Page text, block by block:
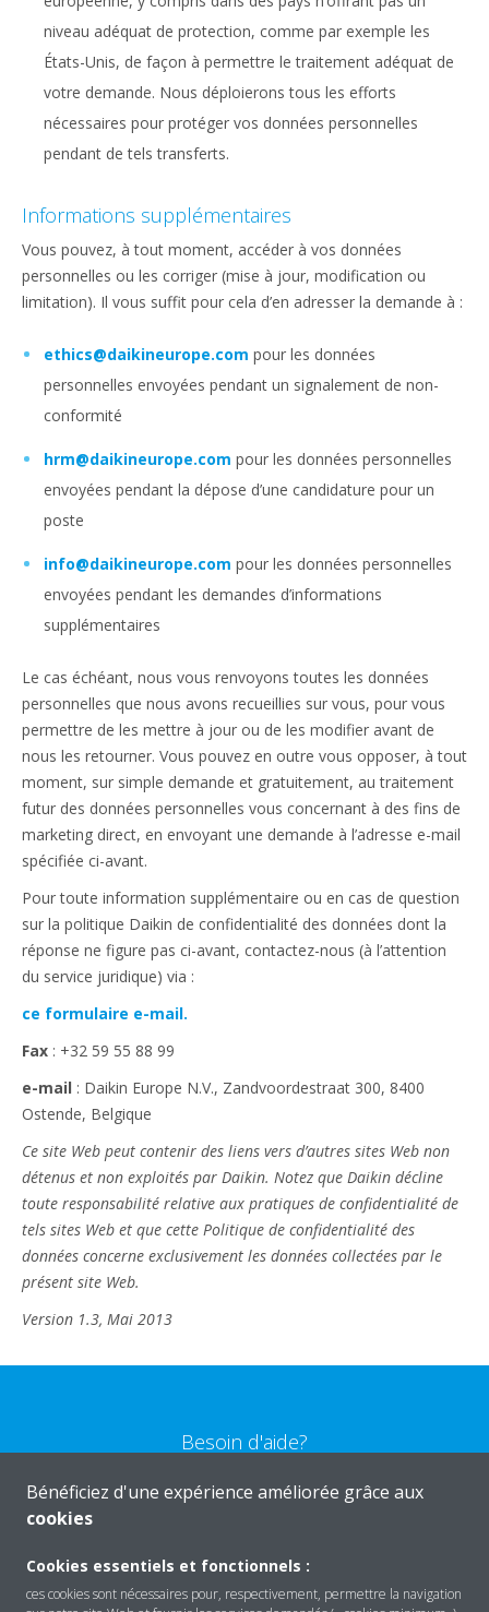
niveau adéquat de protection, comme par exemple les
États-Unis, de façon à permettre le traitement adéquat de
votre demande. Nous déploierons tous les efforts
nécessaires pour protéger vos données personnelles
pendant de tels transferts.
Informations supplémentaires
Vous pouvez, à tout moment, accéder à vos données
personnelles ou les corriger (mise à jour, modification ou
limitation). Il vous suffit pour cela d’en adresser la demande à :
ethics@daikineurope.com pour les données
personnelles envoyées pendant un signalement de non-
conformité
hrm@daikineurope.com pour les données personnelles
envoyées pendant la dépose d’une candidature pour un
poste
info@daikineurope.com pour les données personnelles
envoyées pendant les demandes d’informations
supplémentaires
Le cas échéant, nous vous renvoyons toutes les données
personnelles que nous avons recueillies sur vous, pour vous
permettre de les mettre à jour ou de les modifier avant de
nous les retourner. Vous pouvez en outre vous opposer, à tout
moment, sur simple demande et gratuitement, au traitement
futur des données personnelles vous concernant à des fins de
marketing direct, en envoyant une demande à l’adresse e-mail
spécifiée ci-avant.
Pour toute information supplémentaire ou en cas de question
sur la politique Daikin de confidentialité des données dont la
réponse ne figure pas ci-avant, contactez-nous (à l’attention
du service juridique) via :
ce formulaire e-mail.
Fax : +32 59 55 88 99
e-mail : Daikin Europe N.V., Zandvoordestraat 300, 8400
Ostende, Belgique
Ce site Web peut contenir des liens vers d’autres sites Web non
détenus et non exploités par Daikin. Notez que Daikin décline
toute responsabilité relative aux pratiques de confidentialité de
tels sites Web et que cette Politique de confidentialité des
données concerne exclusivement les données collectées par le
présent site Web.
Version 1.3, Mai 2013
Besoin d'aide?
CONTACTEZ-NOUS
Bénéficiez d'une expérience améliorée grâce aux
cookies
Cookies essentiels et fonctionnels :
ces cookies sont nécessaires pour, respectivement, permettre la navigation